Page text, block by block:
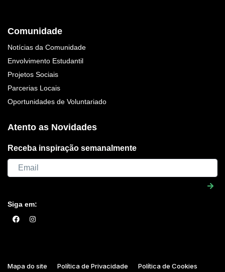
Comunidade
Notícias da Comunidade
Envolvimento Estudantil
Projetos Sociais
Parcerias Locais
Oportunidades de Voluntariado
Atento as Novidades
Receba inspiração semanalmente
Siga em:
Mapa do site Política de Privacidade Política de Cookies